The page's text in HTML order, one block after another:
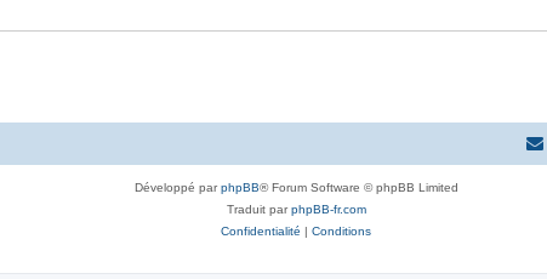
Développé parphpBB® Forum Software © phpBB Limited
Traduit parphpBB-fr.com
Confidentialité
Conditions